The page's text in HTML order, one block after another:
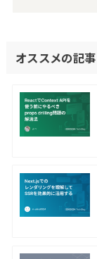
オススメの記事